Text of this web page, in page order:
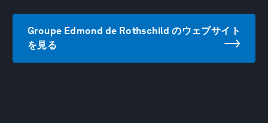
Groupe Edmond de Rothschild のウェブサイト
を見る